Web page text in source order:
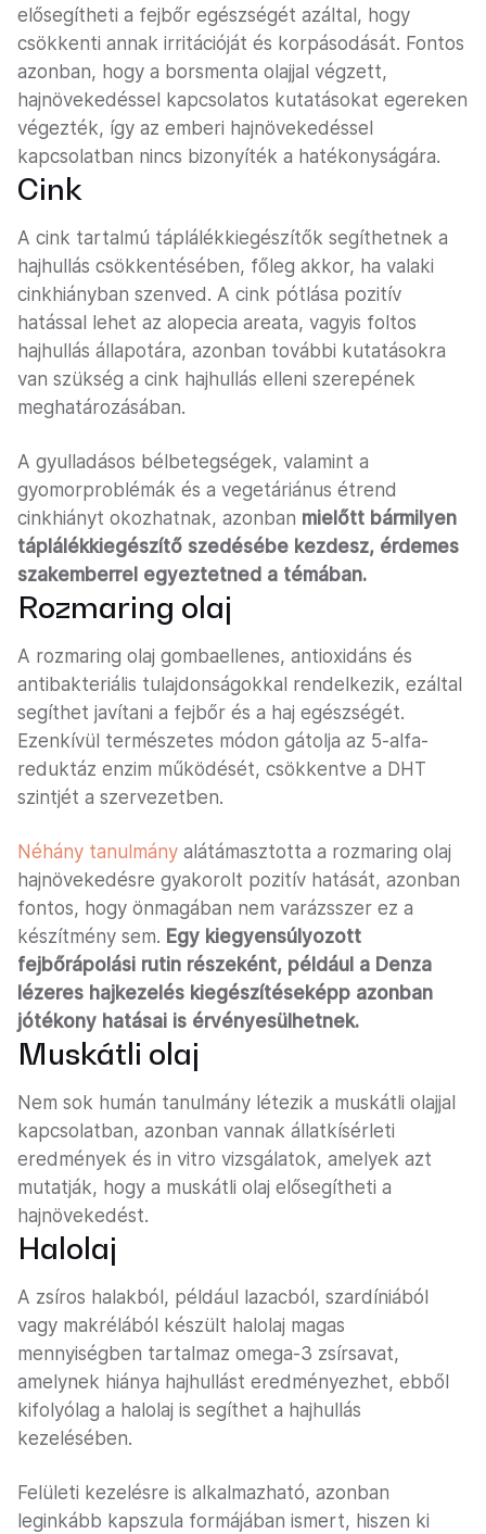
elősegítheti a fejbőr egészségét azáltal, hogy
csökkenti annak irritációját és korpásodását. Fontos
azonban, hogy a borsmenta olajjal végzett,
hajnövekedéssel kapcsolatos kutatásokat egereken
végezték, így az emberi hajnövekedéssel
kapcsolatban nincs bizonyíték a hatékonyságára.
Cink
A cink tartalmú táplálékkiegészítők segíthetnek a
hajhullás csökkentésében, főleg akkor, ha valaki
cinkhiányban szenved. A cink pótlása pozitív
hatással lehet az alopecia areata, vagyis foltos
hajhullás állapotára, azonban további kutatásokra
van szükség a cink hajhullás elleni szerepének
meghatározásában.
A gyulladásos bélbetegségek, valamint a
gyomorproblémák és a vegetáriánus étrend
cinkhiányt okozhatnak, azonban mielőtt bármilyen
táplálékkiegészítő szedésébe kezdesz, érdemes
szakemberrel egyeztetned a témában.
Rozmaring olaj
A rozmaring olaj gombaellenes, antioxidáns és
antibakteriális tulajdonságokkal rendelkezik, ezáltal
segíthet javítani a fejbőr és a haj egészségét.
Ezenkívül természetes módon gátolja az 5-alfa-
reduktáz enzim működését, csökkentve a DHT
szintjét a szervezetben.
Néhány tanulmány alátámasztotta a rozmaring olaj
hajnövekedésre gyakorolt pozitív hatását, azonban
fontos, hogy önmagában nem varázsszer ez a
készítmény sem. Egy kiegyensúlyozott
fejbőrápolási rutin részeként, például a Denza
lézeres hajkezelés kiegészítéseképp azonban
jótékony hatásai is érvényesülhetnek.
Muskátli olaj
Nem sok humán tanulmány létezik a muskátli olajjal
kapcsolatban, azonban vannak állatkísérleti
eredmények és in vitro vizsgálatok, amelyek azt
mutatják, hogy a muskátli olaj elősegítheti a
hajnövekedést.
Halolaj
A zsíros halakból, például lazacból, szardíniából
vagy makrélából készült halolaj magas
mennyiségben tartalmaz omega-3 zsírsavat,
amelynek hiánya hajhullást eredményezhet, ebből
kifolyólag a halolaj is segíthet a hajhullás
kezelésében.
Felületi kezelésre is alkalmazható, azonban
leginkább kapszula formájában ismert, hiszen ki